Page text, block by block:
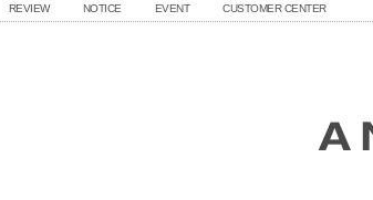
REVIEW NOTICE EVENT CUSTOMER CENTER